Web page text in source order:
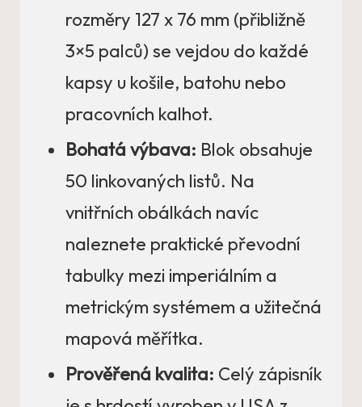
rozměry 127 x 76 mm (přibližně
3×5 palců) se vejdou do každé
kapsy u košile, batohu nebo
pracovních kalhot.
Bohatá výbava: Blok obsahuje
50 linkovaných listů. Na
vnitřních obálkách navíc
naleznete praktické převodní
tabulky mezi imperiálním a
metrickým systémem a užitečná
mapová měřítka.
Prověřená kvalita: Celý zápisník